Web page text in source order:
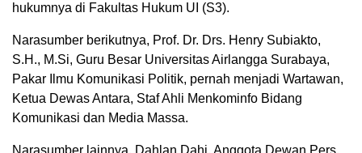
hukumnya di Fakultas Hukum UI (S3).
Narasumber berikutnya, Prof. Dr. Drs. Henry Subiakto,
S.H., M.Si, Guru Besar Universitas Airlangga Surabaya,
Pakar Ilmu Komunikasi Politik, pernah menjadi Wartawan,
Ketua Dewas Antara, Staf Ahli Menkominfo Bidang
Komunikasi dan Media Massa.